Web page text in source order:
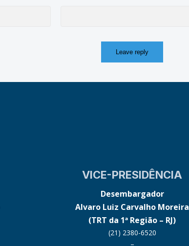
VICE-PRESIDÊNCIA
Desembargador
Alvaro Luiz Carvalho Moreira
(TRT da 1ª Região – RJ)
(21) 2380-6520
–